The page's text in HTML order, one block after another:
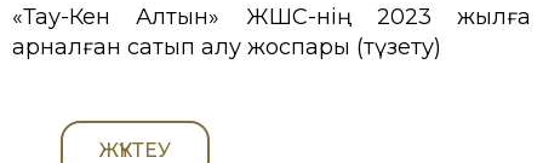
«Тау-Кен Алтын» ЖШС-нің 2023 жылға
арналған сатып алу жоспары (түзету)
ЖҮКТЕУ